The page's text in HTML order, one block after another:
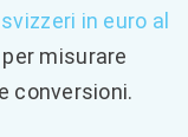
in euro al
per misurare
conversioni.